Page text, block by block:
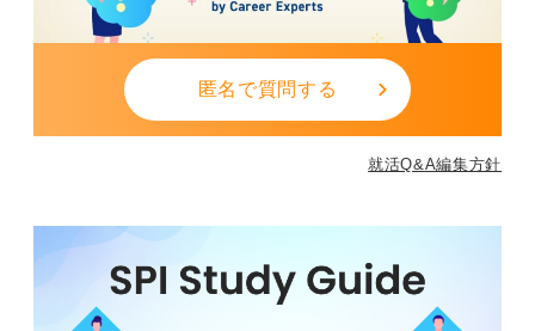
匿名で質問する
就活Q&A編集方針